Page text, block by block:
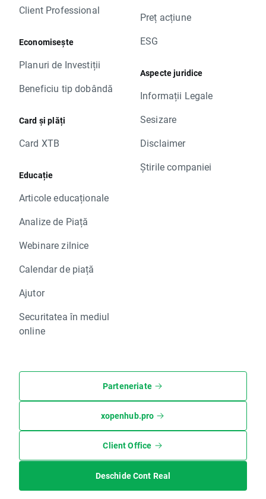
Client Professional
Economisește
Planuri de Investiții
Beneficiu tip dobândă
Card și plăți
Card XTB
Educație
Articole educaționale
Analize de Piață
Webinare zilnice
Calendar de piață
Ajutor
Securitatea în mediul
online
Preț acțiune
ESG
Aspecte juridice
Informații Legale
Sesizare
Disclaimer
Știrile companiei
Parteneriate
xopenhub.pro
Client Office
Deschide Cont Real